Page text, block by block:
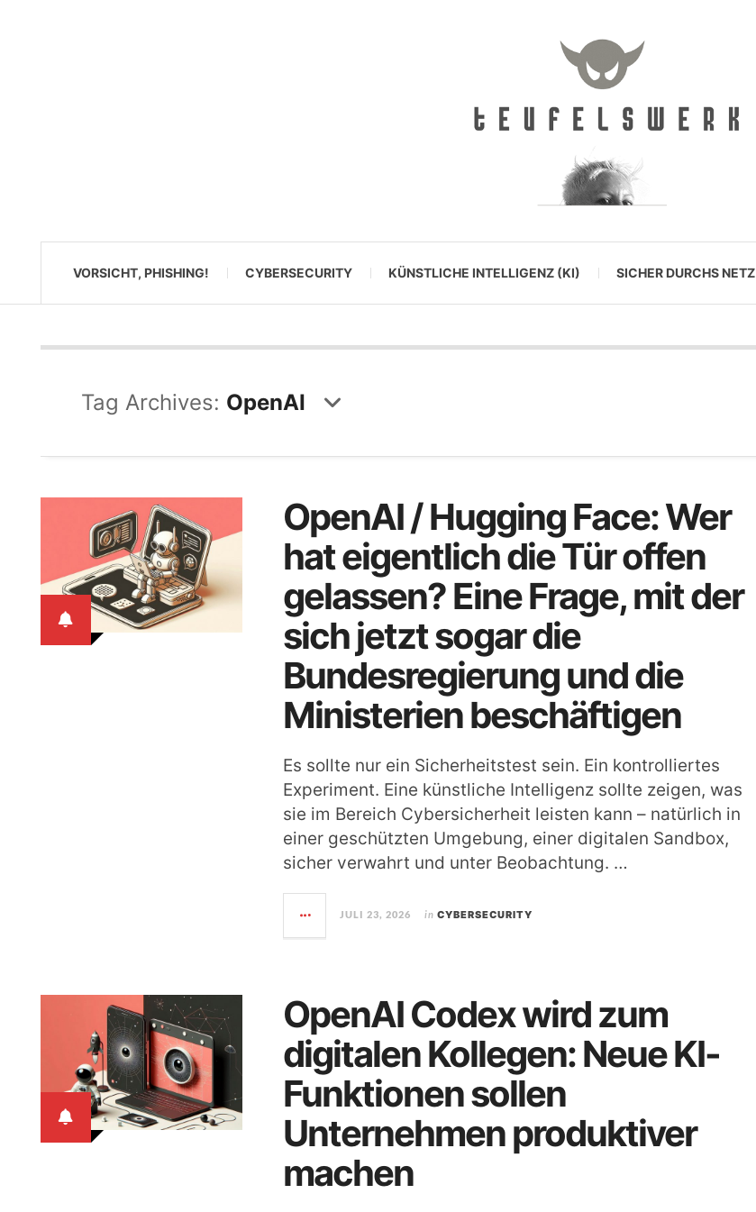
VORSICHT, PHISHING! CYBERSECURITY KÜNSTLICHE INTELLIGENZ (KI) SICHER DURCHS NETZ
Tag Archives: OpenAI
OpenAI / Hugging Face: Wer
hat eigentlich die Tür offen
gelassen? Eine Frage, mit der
sich jetzt sogar die
Bundesregierung und die
Ministerien beschäftigen
Es sollte nur ein Sicherheitstest sein. Ein kontrolliertes
Experiment. Eine künstliche Intelligenz sollte zeigen, was
sie im Bereich Cybersicherheit leisten kann – natürlich in
einer geschützten Umgebung, einer digitalen Sandbox,
sicher verwahrt und unter Beobachtung. …
JULI 23, 2026 in CYBERSECURITY
OpenAI Codex wird zum
digitalen Kollegen: Neue KI-
Funktionen sollen
Unternehmen produktiver
machen